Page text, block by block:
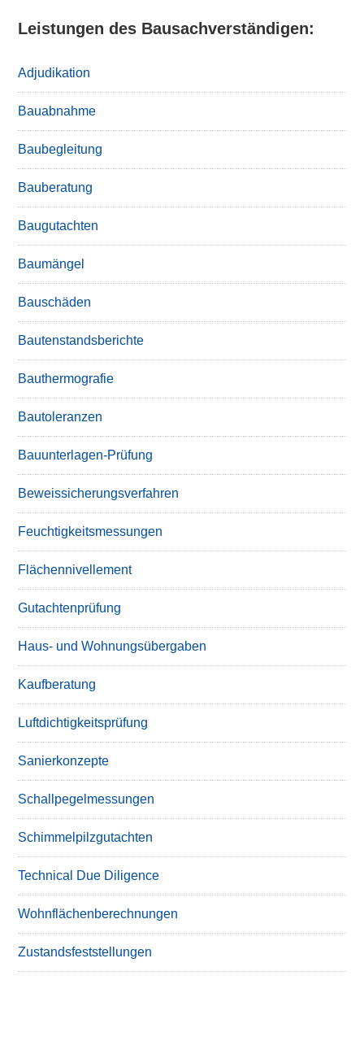
Leistungen des Bausachverständigen:
Adjudikation
Bauabnahme
Baubegleitung
Bauberatung
Baugutachten
Baumängel
Bauschäden
Bautenstandsberichte
Bauthermografie
Bautoleranzen
Bauunterlagen-Prüfung
Beweissicherungsverfahren
Feuchtigkeitsmessungen
Flächennivellement
Gutachtenprüfung
Haus- und Wohnungsübergaben
Kaufberatung
Luftdichtigkeitsprüfung
Sanierkonzepte
Schallpegelmessungen
Schimmelpilzgutachten
Technical Due Diligence
Wohnflächenberechnungen
Zustandsfeststellungen